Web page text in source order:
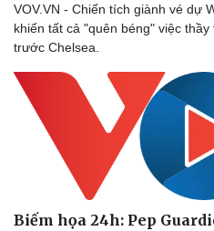
VOV.VN - Chiến tích giành vé dự
khiến tất cả "quên béng" việc
trước Chelsea.
Biếm họa 24h: Pep